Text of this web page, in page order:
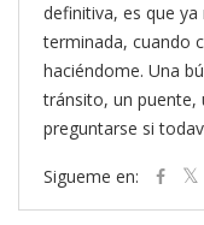
definitiva, es que
terminada, cuando
haciéndome. Una
tránsito, un puente,
preguntarse si
Sigueme en: